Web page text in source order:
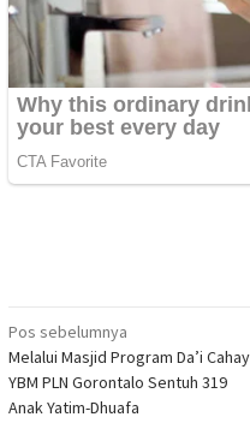
Navigasi
pos
Pos sebelumnya
Melalui Masjid Program Da’i
YBM PLN Gorontalo Sentuh 319
Anak Yatim-Dhuafa